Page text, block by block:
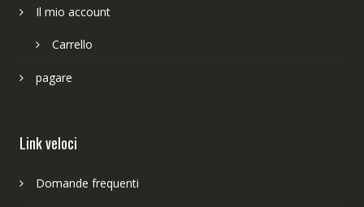
Il mio account
Carrello
pagare
Link veloci
Domande frequenti